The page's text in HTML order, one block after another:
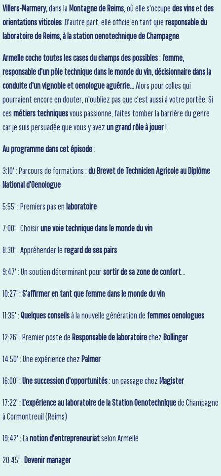
Villers-Marmery,dans la Montagne de Reims, où elle s'occupedes vinsetdes
orientations viticoles. D'autre part, elle officie en tant queresponsable du
laboratoire de Reims, à la station oenotechnique de Champagne.
Armelle coche toutes les cases du champs des possibles: femme,
responsable d'un pôle technique dans le monde du vin, décisionnaire dans la
conduite d'un vignoble et oenologue aguérrie...Alors pour celles qui
pourraient encore en douter, n'oubliez pas que c'est aussi à votre portée. Si
cesmétiers techniquesvous passionne, faites tomber la barrière du genre
car je suis persuadée que vous y avezun grand rôle à jouer!
Au programme dans cet épisode:
3:10' : Parcours de formations :du Brevet de Technicien Agricole au Diplôme
National d'Oenologue
5:55' : Premiers pas en laboratoire
7:00' : Choisirune voie technique dans le monde du vin
8:30' : Appréhender leregard de ses pairs
9:47' : Un soutien déterminant poursortir de sa zone de confort...
10:27' :S'affirmer en tant que femme dans le monde du vin
11:35' :Quelques conseilsà la nouvelle génération de femmes oenologues
12:26' : Premier poste de Responsable de laboratoirechez Bollinger
14:50' : Une expérience chez Palmer
16:00' :Une succession d'opportunités: un passage chez Magister
17:22' : L'expérience au laboratoire de la Station Oenotechniquede Champagne
à Cormontreuil (Reims)
19:42' : Lanotion d'entrepreneuriatselon Armelle
20:45' : Devenir manager